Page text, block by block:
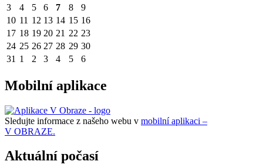
3
4 5 6 7 8
9
10 11 12 13 14 15 16
17 18 19 20 21 22 23
24 25 26 27 28 29 30
31 1 2 3 4 5 6
Mobilní aplikace
Sledujte informace z našeho webu v mobilní aplikaci –
V OBRAZE.
Aktuální počasí